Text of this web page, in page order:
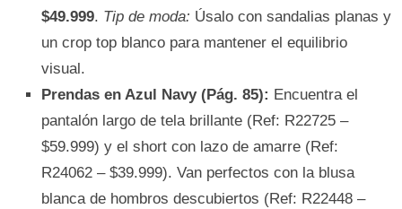
$49.999. Tip de moda: Úsalo con sandalias planas y
un crop top blanco para mantener el equilibrio
visual.
Prendas en Azul Navy (Pág. 85): Encuentra el
pantalón largo de tela brillante (Ref: R22725 –
$59.999) y el short con lazo de amarre (Ref:
R24062 – $39.999). Van perfectos con la blusa
blanca de hombros descubiertos (Ref: R22448 –